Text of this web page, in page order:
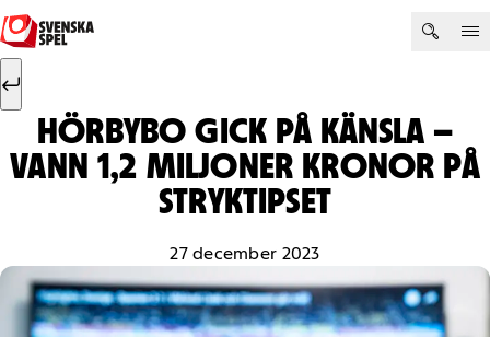
Hoppa till innehåll
Sök efter:
HÖRBYBO GICK PÅ KÄNSLA –
VANN 1,2 MILJONER KRONOR PÅ
STRYKTIPSET
27 december 2023